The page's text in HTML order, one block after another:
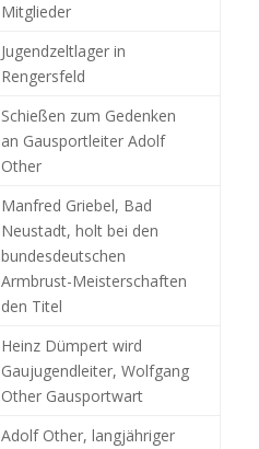
Mitglieder
Jugendzeltlager in
Rengersfeld
Schießen zum Gedenken
an Gausportleiter Adolf
Other
Manfred Griebel, Bad
Neustadt, holt bei den
bundesdeutschen
Armbrust-Meisterschaften
den Titel
Heinz Dümpert wird
Gaujugendleiter, Wolfgang
Other Gausportwart
Adolf Other, langjähriger